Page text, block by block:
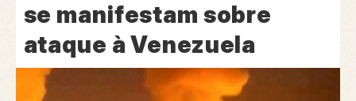
se manifestam sobre
ataque à Venezuela